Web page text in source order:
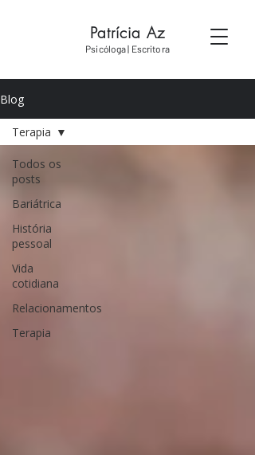
Patrícia Az
Psicóloga | Escritora
Blog
Todos os
posts
Bariátrica
História
pessoal
Vida
cotidiana
Relacionamentos
Terapia
Terapia